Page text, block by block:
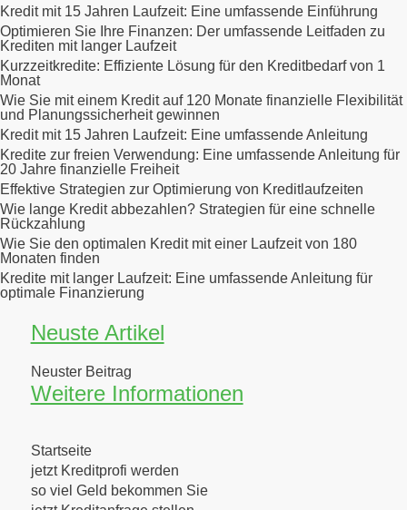
Kredit mit 15 Jahren Laufzeit: Eine umfassende Einführung
Optimieren Sie Ihre Finanzen: Der umfassende Leitfaden zu
Krediten mit langer Laufzeit
Kurzzeitkredite: Effiziente Lösung für den Kreditbedarf von 1
Monat
Wie Sie mit einem Kredit auf 120 Monate finanzielle Flexibilität
und Planungssicherheit gewinnen
Kredit mit 15 Jahren Laufzeit: Eine umfassende Anleitung
Kredite zur freien Verwendung: Eine umfassende Anleitung für
20 Jahre finanzielle Freiheit
Effektive Strategien zur Optimierung von Kreditlaufzeiten
Wie lange Kredit abbezahlen? Strategien für eine schnelle
Rückzahlung
Wie Sie den optimalen Kredit mit einer Laufzeit von 180
Monaten finden
Kredite mit langer Laufzeit: Eine umfassende Anleitung für
optimale Finanzierung
Neuste Artikel
Neuster Beitrag
Weitere Informationen
Startseite
jetzt Kreditprofi werden
so viel Geld bekommen Sie